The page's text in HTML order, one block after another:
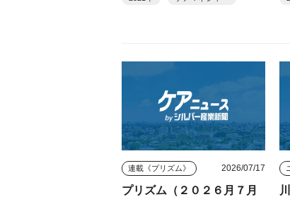
連載《プリズム》 2026/07/17
プリズム（２０２６月７月